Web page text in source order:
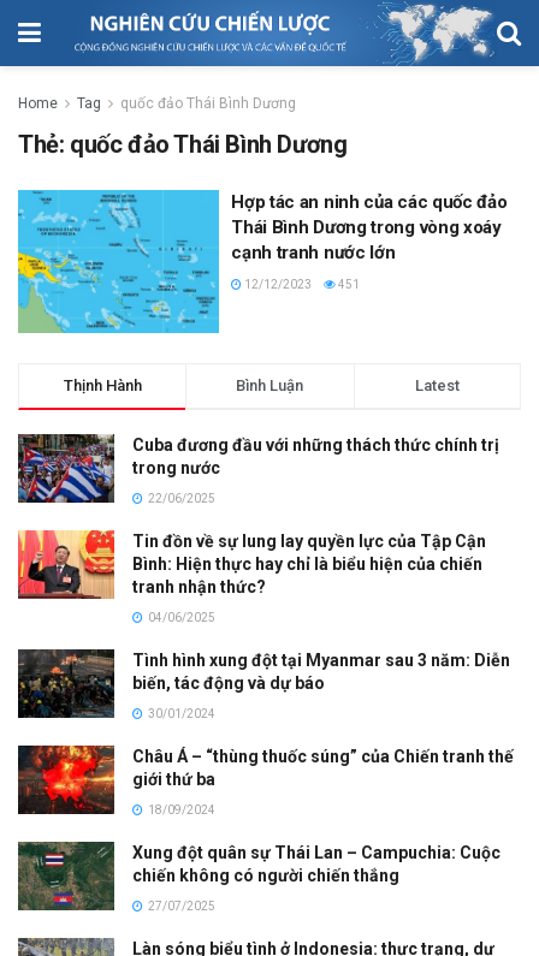
Home Tag quốc đảo Thái Bình Dương
Thẻ: quốc đảo Thái Bình Dương
Hợp tác an ninh của các quốc đảo
Thái Bình Dương trong vòng xoáy
cạnh tranh nước lớn
12/12/2023 451
Thịnh Hành Bình Luận Latest
Cuba đương đầu với những thách thức chính trị
trong nước
22/06/2025
Tin đồn về sự lung lay quyền lực của Tập Cận
Bình: Hiện thực hay chỉ là biểu hiện của chiến
tranh nhận thức?
04/06/2025
Tình hình xung đột tại Myanmar sau 3 năm: Diễn
biến, tác động và dự báo
30/01/2024
Châu Á – “thùng thuốc súng” của Chiến tranh thế
giới thứ ba
18/09/2024
Xung đột quân sự Thái Lan – Campuchia: Cuộc
chiến không có người chiến thắng
27/07/2025
Làn sóng biểu tình ở Indonesia: thực trạng, dự